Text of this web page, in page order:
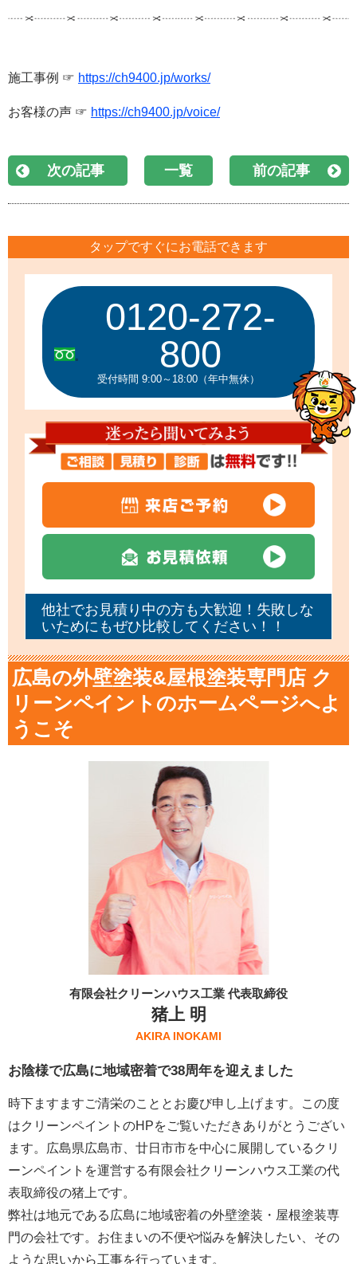
施工事例 ☞ https://ch9400.jp/works/
お客様の声 ☞ https://ch9400.jp/voice/
次の記事 一覧 前の記事
タップですぐにお電話できます
0120-272-
800
受付時間 9:00～18:00（年中無休）
他社でお見積り中の方も大歓迎！失敗しな
いためにもぜひ比較してください！！
広島の外壁塗装&屋根塗装専門店 ク
リーンペイントのホームページへよ
うこそ
有限会社クリーンハウス工業 代表取締役
猪上 明
AKIRA INOKAMI
お陰様で広島に地域密着で38周年を迎えました
時下ますますご清栄のこととお慶び申し上げます。この度
はクリーンペイントのHPをご覧いただきありがとうござい
ます。広島県広島市、廿日市市を中心に展開しているクリ
ーンペイントを運営する有限会社クリーンハウス工業の代
表取締役の猪上です。
弊社は地元である広島に地域密着の外壁塗装・屋根塗装専
門の会社です。お住まいの不便や悩みを解決したい、その
ような思いから工事を行っています。